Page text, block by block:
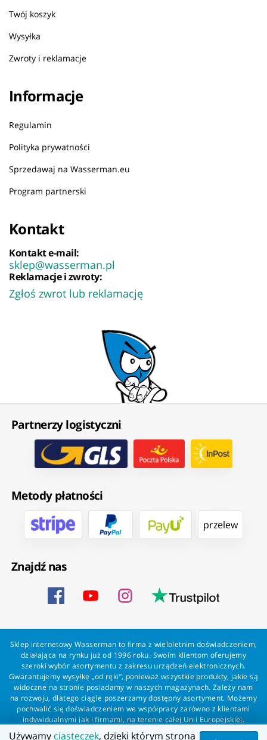
Twój koszyk
Wysyłka
Zwroty i reklamacje
Informacje
Regulamin
Polityka prywatności
Sprzedawaj na Wasserman.eu
Program partnerski
Kontakt
Kontakt e-mail:
sklep@wasserman.pl
Reklamacje i zwroty:
Zgłoś zwrot lub reklamację
Partnerzy logistyczni
Metody płatności
przelew
Znajdź nas
Sklep internetowy Wasserman to firma z wieloletnim doświadczeniem,
działająca na rynku już od 1996 roku. Swoim klientom oferujemy
szeroki wybór asortymentu z zakresu urządzeń elektronicznych.
Gwarantujemy wysyłkę „od ręki”, ponieważ wszystkie produkty, jakie są
widoczne na stronie posiadamy w naszych magazynach. Zależy nam
na rozwoju, dlatego ciągle poszerzamy dostępny asortyment. Możemy
pochwalić się doświadczeniem we współpracy zarówno z klientami
indywidualnymi jak i firmami, na terenie całej Unii Europejskiej.
Zapewniamy profesjonalną obsługę każdego klienta oraz szybką i
Używamy ciasteczek, dzięki którym strona